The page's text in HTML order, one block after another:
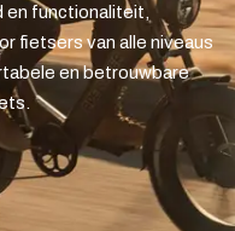
functionaliteit,
fietsers van alle niveaus
en betrouwbare